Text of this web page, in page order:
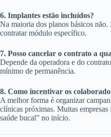
6. Implantes estão incluídos?
Na maioria dos planos básicos não.
contratar módulo específico.
7. Posso cancelar o contrato a
Depende da operadora e do
mínimo de permanência.
8. Como incentivar os
A melhor forma é organizar
clínicas próximas. Muitas empresas
saúde bucal” no início.